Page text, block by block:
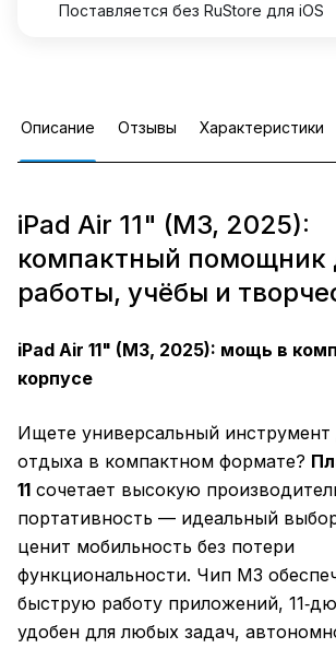
Поставляется без RuStore для iOS
Описание Отзывы Характеристики
iPad Air 11" (M3, 2025):
компактный помощник
работы, учёбы и
iPad Air 11" (M3, 2025): мощь в
корпусе
Ищете универсальный инструмент
отдыха в компактном формате?
11 сочетает высокую
портативность — идеальный
ценит мобильность без потери
функциональности. Чип M3
быструю работу приложений,
удобен для любых задач,